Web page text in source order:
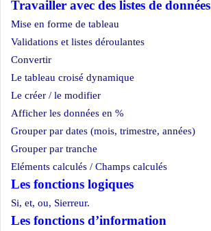
Travailler avec des listes de données
Mise en forme de tableau
Validations et listes déroulantes
Convertir
Le tableau croisé dynamique
Le créer / le modifier
Afficher les données en %
Grouper par dates (mois, trimestre, années)
Grouper par tranche
Eléments calculés / Champs calculés
Les fonctions logiques
Si, et, ou, Sierreur.
Les fonctions d’information